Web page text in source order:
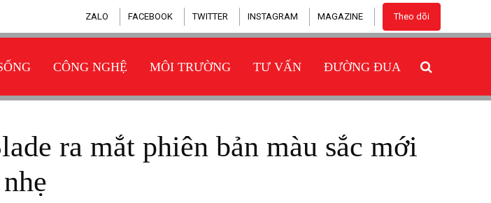
ZALO FACEBOOK TWITTER INSTAGRAM MAGAZINE Theo dõi
CÔNG NGHỆ MÔI TRƯỜNG TƯ VẤN ĐƯỜNG ĐUA